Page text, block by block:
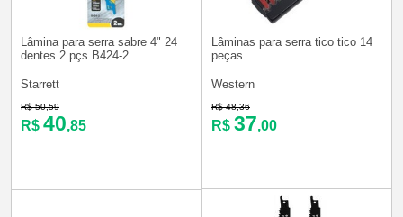
Lâmina para serra sabre 4" 24
dentes 2 pçs B424-2
Starrett
R$ 50,59
R$ 40,85
Lâminas para serra tico tico 14
peças
Western
R$ 48,36
R$ 37,00